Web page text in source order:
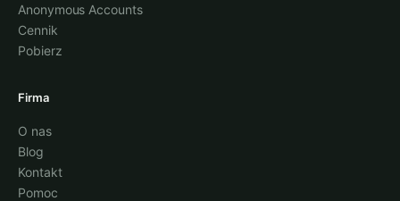
Anonymous Accounts
Cennik
Pobierz
Firma
O nas
Blog
Kontakt
Pomoc